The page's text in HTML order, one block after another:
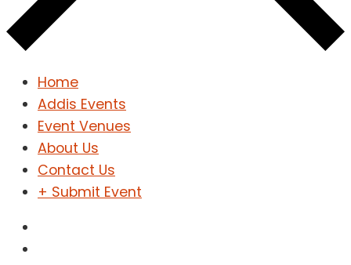
Home
Addis Events
Event Venues
About Us
Contact Us
+ Submit Event